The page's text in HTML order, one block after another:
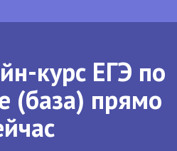
курс ЕГЭ по
(база) прямо